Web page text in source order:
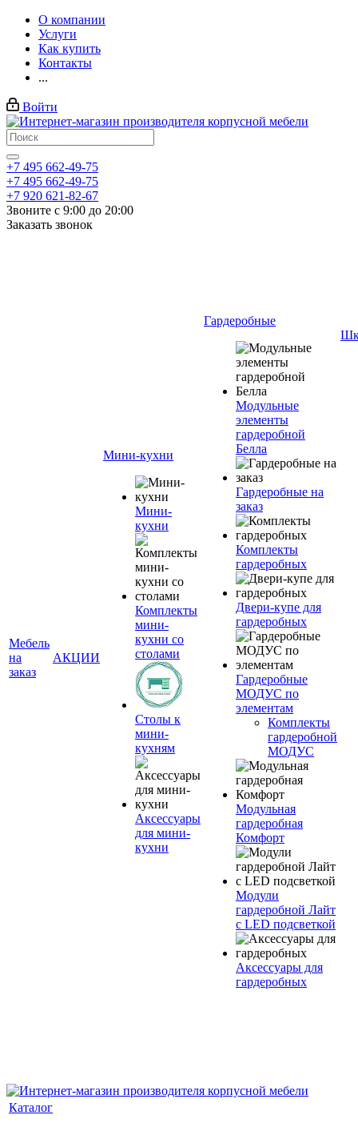
О компании
Услуги
Как купить
Контакты
...
Войти
+7 495 662-49-75
+7 495 662-49-75
+7 920 621-82-67
Звоните с 9:00 до 20:00
Заказать звонок
Мебель
на
заказ
АКЦИИ
Мини-кухни
Мини-
кухни
Комплекты
мини-
кухни со
столами
Столы к
мини-
кухням
Аксессуары
для мини-
кухни
Гардеробные
Модульные
элементы
гардеробной
Белла
Гардеробные на
заказ
Комплекты
гардеробных
Двери-купе для
гардеробных
Гардеробные
МОДУС по
элементам
Комплекты
гардеробной
МОДУС
Модульная
гардеробная
Комфорт
Модули
гардеробной Лайт
с LED подсветкой
Аксессуары для
гардеробных
Каталог